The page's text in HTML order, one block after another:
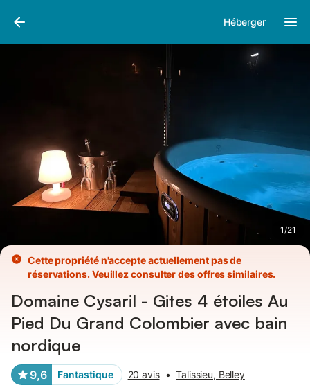
Héberger
1/21
Photos
Cette propriété n'accepte actuellement pas de
réservations. Veuillez consulter des offres similaires.
Domaine Cysaril - Gites 4 étoiles Au
Pied Du Grand Colombier avec bain
nordique
9,6 Fantastique 20 avis • Talissieu, Belley